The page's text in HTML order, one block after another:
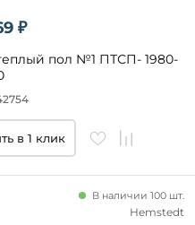
₽
пол №1 ПТСП- 1980-
в 1 клик
В наличии 100 шт.
Hemstedt